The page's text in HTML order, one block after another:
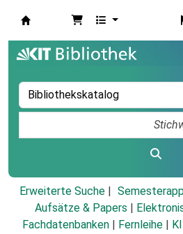
Erweiterte Suche
Aufsätze & Papers
Fachdatenbanken
Fernleihe